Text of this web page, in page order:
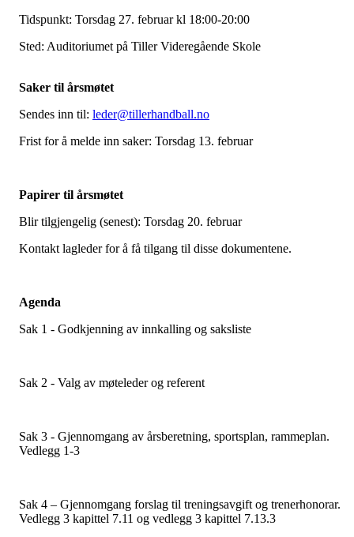
Tidspunkt: Torsdag 27. februar kl 18:00-20:00
Sted: Auditoriumet på Tiller Videregående Skole
Saker til årsmøtet
Sendes inn til: leder@tillerhandball.no
Frist for å melde inn saker: Torsdag 13. februar
Papirer til årsmøtet
Blir tilgjengelig (senest): Torsdag 20. februar
Kontakt lagleder for å få tilgang til disse dokumentene.
Agenda
Sak 1 - Godkjenning av innkalling og saksliste
Sak 2 - Valg av møteleder og referent
Sak 3 - Gjennomgang av årsberetning, sportsplan, rammeplan.
Vedlegg 1-3
Sak 4 – Gjennomgang forslag til treningsavgift og trenerhonorar.
Vedlegg 3 kapittel 7.11 og vedlegg 3 kapittel 7.13.3